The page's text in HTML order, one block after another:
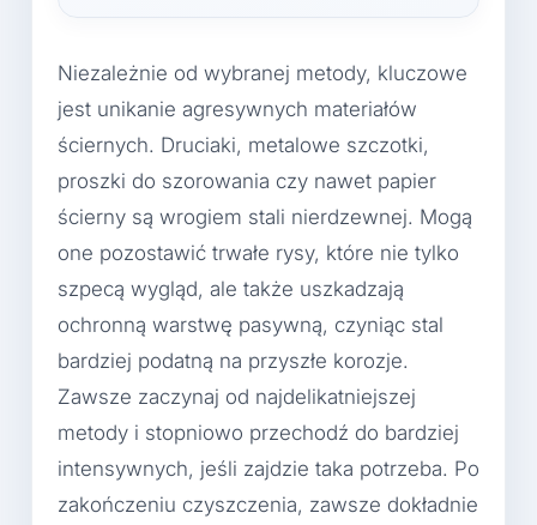
Niezależnie od wybranej metody, kluczowe
jest unikanie agresywnych materiałów
ściernych. Druciaki, metalowe szczotki,
proszki do szorowania czy nawet papier
ścierny są wrogiem stali nierdzewnej. Mogą
one pozostawić trwałe rysy, które nie tylko
szpecą wygląd, ale także uszkadzają
ochronną warstwę pasywną, czyniąc stal
bardziej podatną na przyszłe korozje.
Zawsze zaczynaj od najdelikatniejszej
metody i stopniowo przechodź do bardziej
intensywnych, jeśli zajdzie taka potrzeba. Po
zakończeniu czyszczenia, zawsze dokładnie